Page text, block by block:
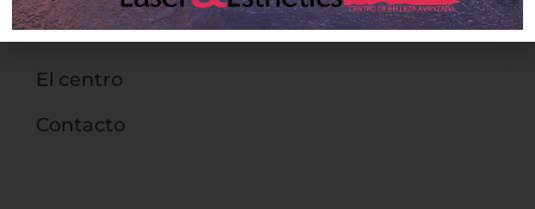
Bienestar
El centro
Contacto